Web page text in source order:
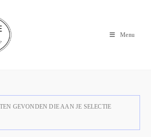
Menu
GEVONDEN DIE AAN JE SELECTIE